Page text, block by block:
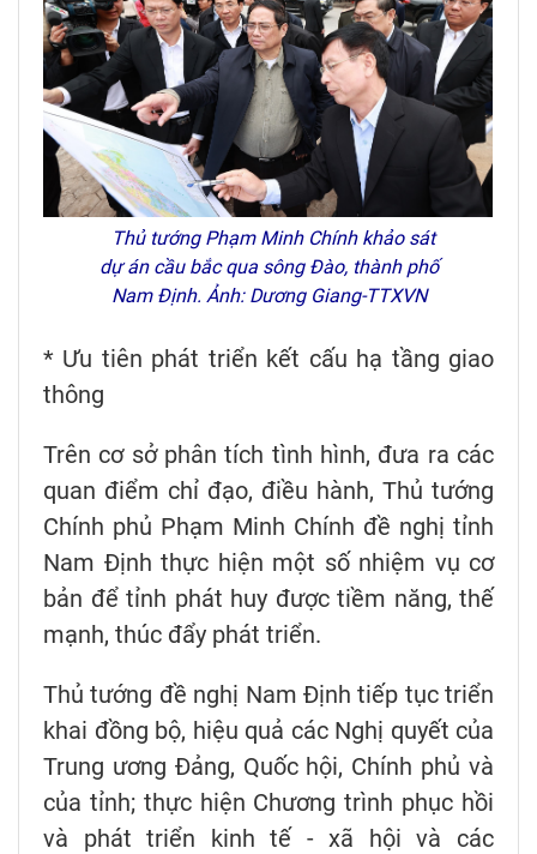
Thủ tướng Phạm Minh Chính khảo sát
dự án cầu bắc qua sông Đào, thành phố
Nam Định. Ảnh: Dương Giang-TTXVN
* Ưu tiên phát triển kết cấu hạ tầng giao
thông
Trên cơ sở phân tích tình hình, đưa ra các
quan điểm chỉ đạo, điều hành, Thủ tướng
Chính phủ Phạm Minh Chính đề nghị tỉnh
Nam Định thực hiện một số nhiệm vụ cơ
bản để tỉnh phát huy được tiềm năng, thế
mạnh, thúc đẩy phát triển.
Thủ tướng đề nghị Nam Định tiếp tục triển
khai đồng bộ, hiệu quả các Nghị quyết của
Trung ương Đảng, Quốc hội, Chính phủ và
của tỉnh; thực hiện Chương trình phục hồi
và phát triển kinh tế - xã hội và các